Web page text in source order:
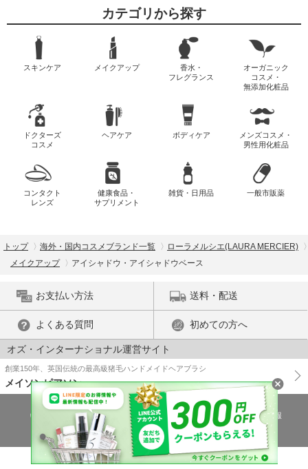
カテゴリから探す
スキンケア メイクアップ
香水・
フレグランス
オーガニック
コスメ・
無添加化粧品
ドクターズ
コスメ
ヘアケア ボディケア
メンズコスメ・
男性用化粧品
コンタクト
レンズ
健康食品・
サプリメント
雑貨・日用品 一般市販薬
トップ 海外・国内コスメブランド一覧
ローラメルシエ(LAURA MERCIER)
メイクアップ
アイシャドウ・アイシャドウベース
お支払い方法 送料・配送
よくある質問 初めての方へ
オズ・インターナショナル運営サイト
創業150年、英国伝統の最高級猪毛ハンドメイドヘアブラシ
メイソンピアソン
特商法に基づく表示 プライバシーポリシー
医薬品販売許可証の情報
ご利用規約
PC版で表示
© OZ International Inc.